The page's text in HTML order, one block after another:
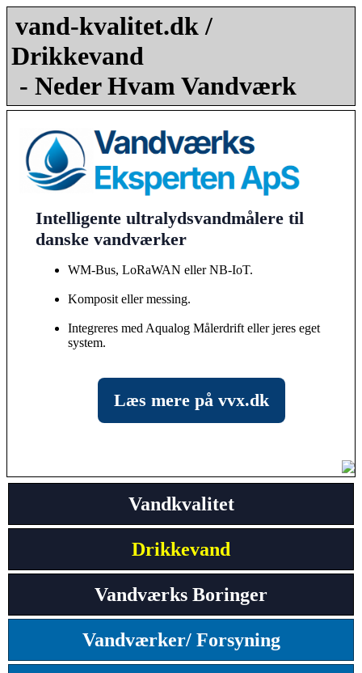
vand-kvalitet.dk /
Drikkevand
- Neder Hvam Vandværk
Intelligente ultralydsvandmålere til
danske vandværker
WM-Bus, LoRaWAN eller NB-IoT.
Komposit eller messing.
Integreres med Aqualog Målerdrift eller jeres eget
system.
Læs mere på vvx.dk
Vandkvalitet
Drikkevand
Vandværks Boringer
Vandværker/ Forsyning